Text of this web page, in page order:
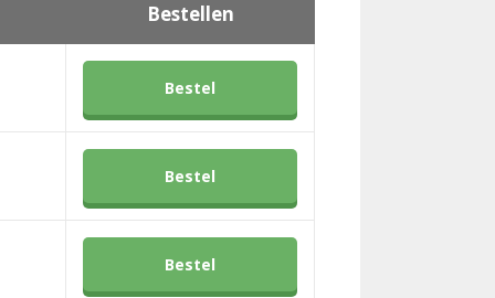
Bestellen
Bestel
Bestel
Bestel